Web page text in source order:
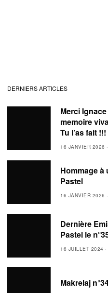
DERNIERS ARTICLES
Merci
memoire
Tu l’as fait !!!
16 JANVIER 2026
Hommage à
Pastel
16 JANVIER 2026
Dernière
Pastel le
16 JUILLET 2024
Makrelaj